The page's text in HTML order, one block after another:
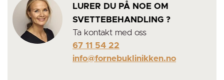
LURER DU PÅ NOE OM
SVETTEBEHANDLING ?
Ta kontakt med oss
67 11 54 22
info@fornebuklinikken.no